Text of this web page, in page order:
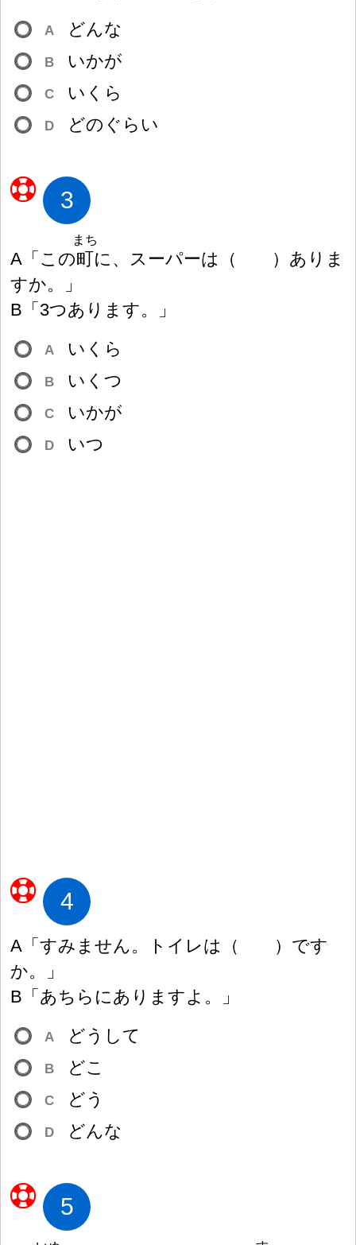
A どんな
B いかが
C いくら
D どのぐらい
3
A「この町
まち
に、スーパーは （ ） ありま
すか。」
B「3つあります。」
A いくら
B いくつ
C いかが
D いつ
4
A「すみません。トイレは （ ） です
か。」
B「あちらにありますよ。」
A どうして
B どこ
C どう
D どんな
5